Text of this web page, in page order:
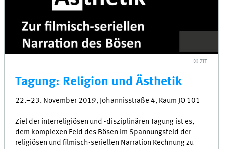
© ZIT
Tagung: Religion und Ästhetik
22.–23. November 2019, Johannisstraße 4, Raum JO 101
Ziel der interreligiösen und -disziplinären Tagung ist es,
dem komplexen Feld des Bösen im Spannungsfeld der
religiösen und filmisch-seriellen Narration Rechnung zu